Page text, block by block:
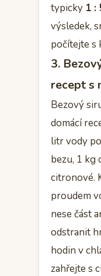
typicky 1 :
výsledek,
počítejte s
3.
recept s
Bezový
domácí
litr vody
bezu, 1 kg
citronové.
proudem
nese část
odstranit
hodin v
zahřejte s